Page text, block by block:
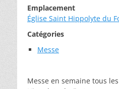
Emplacement
Église Saint Hippolyte du
Catégories
Messe
Messe en semaine tous